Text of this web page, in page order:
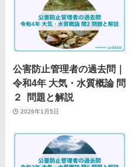
公害防止管理者の過去問｜
令和4年 大気・水質概論 問
２ 問題と解説
2026年1月5日